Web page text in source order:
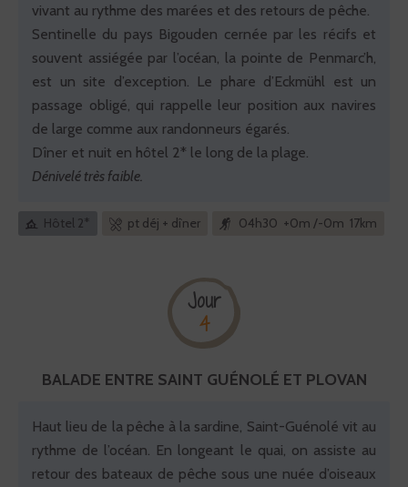
vivant au rythme des marées et des retours de pêche.
Sentinelle du pays Bigouden cernée par les récifs et
souvent assiégée par l’océan, la pointe de Penmarc’h,
est un site d’exception. Le phare d’Eckmühl est un
passage obligé, qui rappelle leur position aux navires
de large comme aux randonneurs égarés.
Dîner et nuit en hôtel 2* le long de la plage.
Dénivelé très faible.
Hôtel 2* pt déj + dîner 04h30 +0m /-0m 17km
Jour
4
BALADE ENTRE SAINT GUÉNOLÉ ET PLOVAN
Haut lieu de la pêche à la sardine, Saint-Guénolé vit au
rythme de l’océan. En longeant le quai, on assiste au
retour des bateaux de pêche sous une nuée d’oiseaux